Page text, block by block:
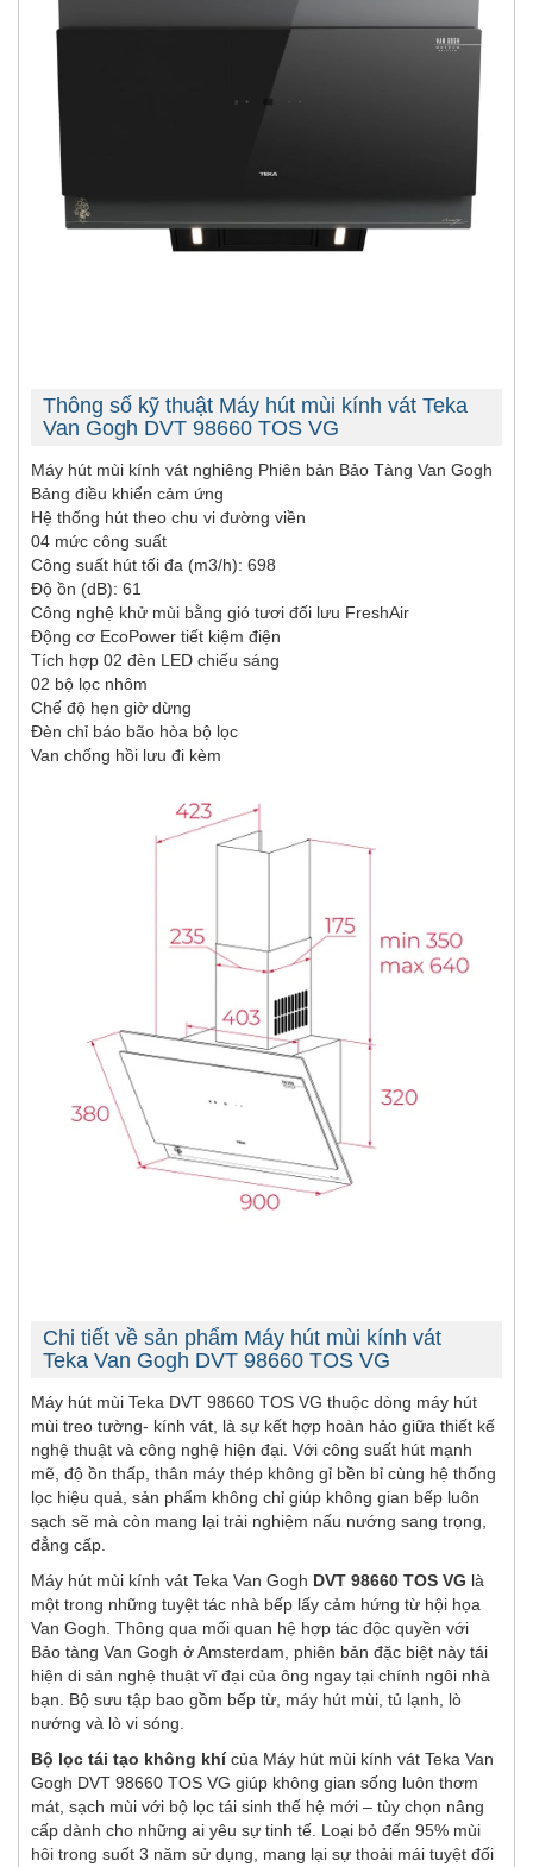
Thông số kỹ thuật Máy hút mùi kính vát Teka
Van Gogh DVT 98660 TOS VG
Máy hút mùi kính vát nghiêng Phiên bản Bảo Tàng Van Gogh
Bảng điều khiển cảm ứng
Hệ thống hút theo chu vi đường viền
04 mức công suất
Công suất hút tối đa (m3/h): 698
Độ ồn (dB): 61
Công nghệ khử mùi bằng gió tươi đối lưu FreshAir
Động cơ EcoPower tiết kiệm điện
Tích hợp 02 đèn LED chiếu sáng
02 bộ lọc nhôm
Chế độ hẹn giờ dừng
Đèn chỉ báo bão hòa bộ lọc
Van chống hồi lưu đi kèm
Chi tiết về sản phẩm Máy hút mùi kính vát
Teka Van Gogh DVT 98660 TOS VG
Máy hút mùi Teka DVT 98660 TOS VG thuộc dòng máy hút
mùi treo tường- kính vát, là sự kết hợp hoàn hảo giữa thiết kế
nghệ thuật và công nghệ hiện đại. Với công suất hút mạnh
mẽ, độ ồn thấp, thân máy thép không gỉ bền bỉ cùng hệ thống
lọc hiệu quả, sản phẩm không chỉ giúp không gian bếp luôn
sạch sẽ mà còn mang lại trải nghiệm nấu nướng sang trọng,
đẳng cấp.
Máy hút mùi kính vát Teka Van Gogh DVT 98660 TOS VG là
một trong những tuyệt tác nhà bếp lấy cảm hứng từ hội họa
Van Gogh. Thông qua mối quan hệ hợp tác độc quyền với
Bảo tàng Van Gogh ở Amsterdam, phiên bản đặc biệt này tái
hiện di sản nghệ thuật vĩ đại của ông ngay tại chính ngôi nhà
bạn. Bộ sưu tập bao gồm bếp từ, máy hút mùi, tủ lạnh, lò
nướng và lò vi sóng.
Bộ lọc tái tạo không khícủa Máy hút mùi kính vát Teka Van
Gogh DVT 98660 TOS VG giúp không gian sống luôn thơm
mát, sạch mùi với bộ lọc tái sinh thế hệ mới – tùy chọn nâng
cấp dành cho những ai yêu sự tinh tế. Loại bỏ đến 95% mùi
hôi trong suốt 3 năm sử dụng, mang lại sự thoải mái tuyệt đối